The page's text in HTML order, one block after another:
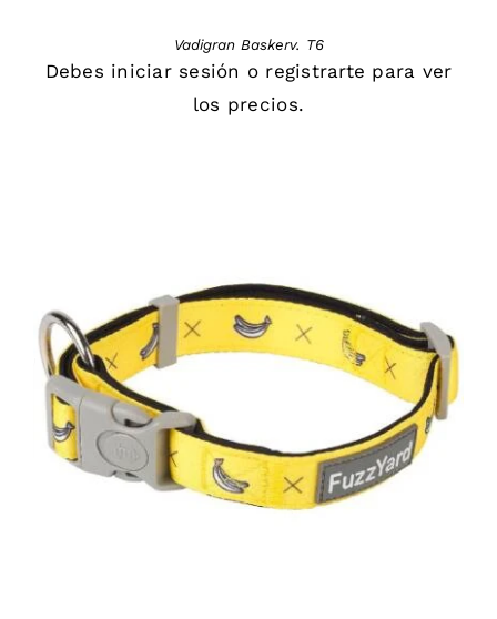
Vadigran Baskerv. T6
Debes iniciar sesión o registrarte para ver
los precios.